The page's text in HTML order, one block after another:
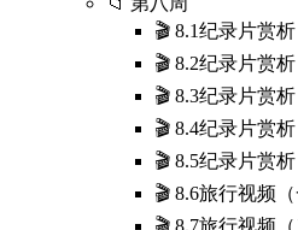
🎬 8.1纪录片赏
🎬 8.2纪录片赏
🎬 8.3纪录片赏
🎬 8.4纪录片赏
🎬 8.5纪录片赏
🎬 8.6旅行视频
🎬 8.7旅行视频